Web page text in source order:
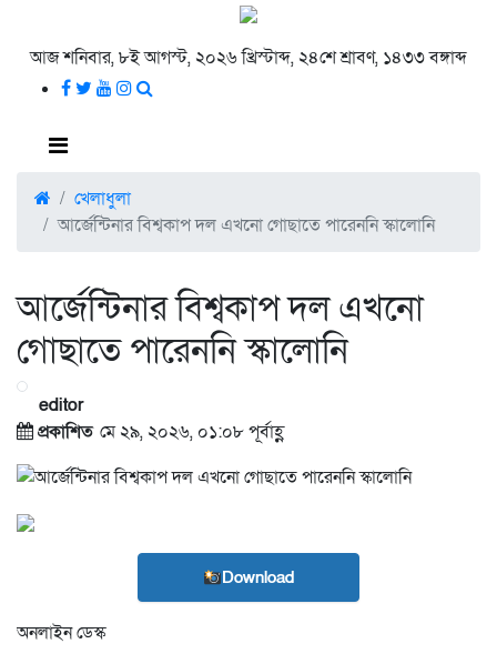
আজ শনিবার, ৮ই আগস্ট, ২০২৬ খ্রিস্টাব্দ, ২৪শে শ্রাবণ, ১৪৩৩ বঙ্গাব্দ
খেলাধুলা
আর্জেন্টিনার বিশ্বকাপ দল এখনো গোছাতে পারেননি স্কালোনি
আর্জেন্টিনার বিশ্বকাপ দল এখনো
গোছাতে পারেননি স্কালোনি
editor
প্রকাশিত মে ২৯, ২০২৬, ০১:০৮ পূর্বাহ্ণ
Download
অনলাইন ডেস্ক